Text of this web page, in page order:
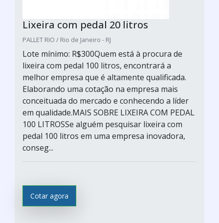
Lixeira com pedal 20 litros
PALLET RIO / Rio de Janeiro - RJ
Lote mínimo: R$300Quem está à procura de
lixeira com pedal 100 litros, encontrará a
melhor empresa que é altamente qualificada.
Elaborando uma cotação na empresa mais
conceituada do mercado e conhecendo a líder
em qualidade.MAIS SOBRE LIXEIRA COM PEDAL
100 LITROSSe alguém pesquisar lixeira com
pedal 100 litros em uma empresa inovadora,
conseg...
Cotar agora